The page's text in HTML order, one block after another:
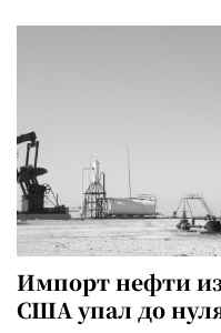
Импорт нефти
США упал до